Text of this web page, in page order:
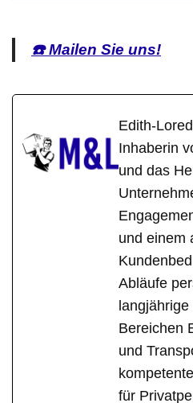
☎️ Mailen Sie uns!
Edith-
Inhaberin
und das
und einem
Abläufe
Bereichen
und
für